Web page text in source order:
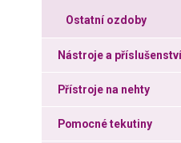
Ostatní ozdoby
Nástroje a příslušenství
Přístroje na nehty
Pomocné tekutiny